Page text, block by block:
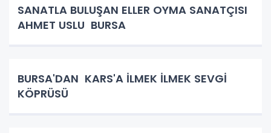
SANATLA BULUŞAN ELLER OYMA SANATÇISI
AHMET USLU BURSA
BURSA'DAN KARS'A İLMEK İLMEK SEVGİ
KÖPRÜSÜ